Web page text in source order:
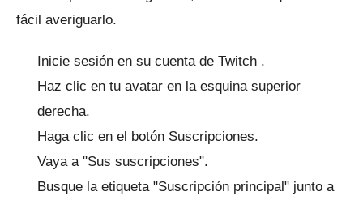
fácil averiguarlo.
Inicie sesión en su cuenta de Twitch .
Haz clic en tu avatar en la esquina superior
derecha.
Haga clic en el botón Suscripciones.
Vaya a "Sus suscripciones".
Busque la etiqueta "Suscripción principal" junto a